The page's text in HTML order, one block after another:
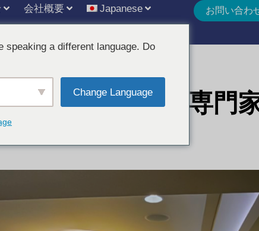
会社概要 Japanese お問い合わ
大会で放射線科専門
speaking a different language. Do
Change Language